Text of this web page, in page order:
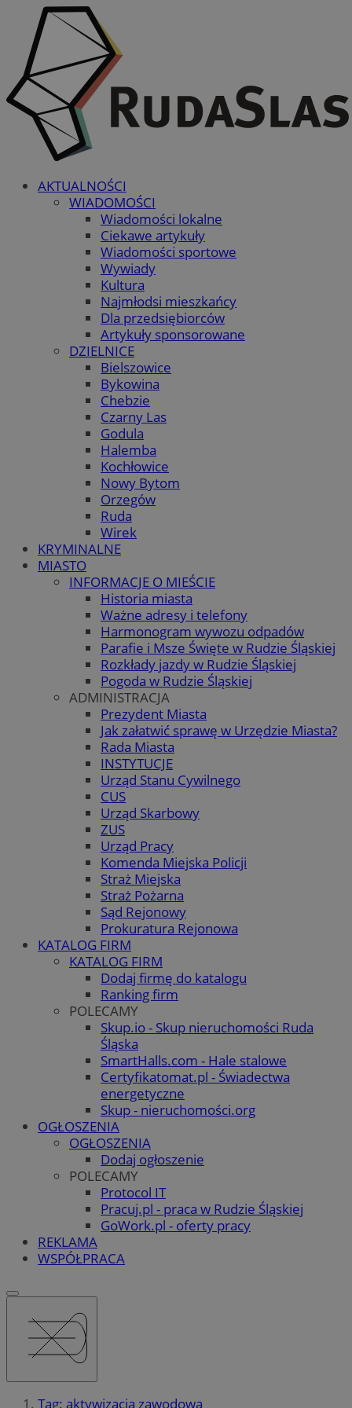
AKTUALNOŚCI
WIADOMOŚCI
Wiadomości lokalne
Ciekawe artykuły
Wiadomości sportowe
Wywiady
Kultura
Najmłodsi mieszkańcy
Dla przedsiębiorców
Artykuły sponsorowane
DZIELNICE
Bielszowice
Bykowina
Chebzie
Czarny Las
Godula
Halemba
Kochłowice
Nowy Bytom
Orzegów
Ruda
Wirek
KRYMINALNE
MIASTO
INFORMACJE O MIEŚCIE
Historia miasta
Ważne adresy i telefony
Harmonogram wywozu odpadów
Parafie i Msze Święte w Rudzie Śląskiej
Rozkłady jazdy w Rudzie Śląskiej
Pogoda w Rudzie Śląskiej
ADMINISTRACJA
Prezydent Miasta
Jak załatwić sprawę w Urzędzie Miasta?
Rada Miasta
INSTYTUCJE
Urząd Stanu Cywilnego
CUS
Urząd Skarbowy
ZUS
Urząd Pracy
Komenda Miejska Policji
Straż Miejska
Straż Pożarna
Sąd Rejonowy
Prokuratura Rejonowa
KATALOG FIRM
KATALOG FIRM
Dodaj firmę do katalogu
Ranking firm
POLECAMY
Skup.io - Skup nieruchomości Ruda
Śląska
SmartHalls.com - Hale stalowe
Certyfikatomat.pl - Świadectwa
energetyczne
Skup - nieruchomości.org
OGŁOSZENIA
OGŁOSZENIA
Dodaj ogłoszenie
POLECAMY
Protocol IT
Pracuj.pl - praca w Rudzie Śląskiej
GoWork.pl - oferty pracy
REKLAMA
WSPÓŁPRACA
Tag: aktywizacja zawodowa